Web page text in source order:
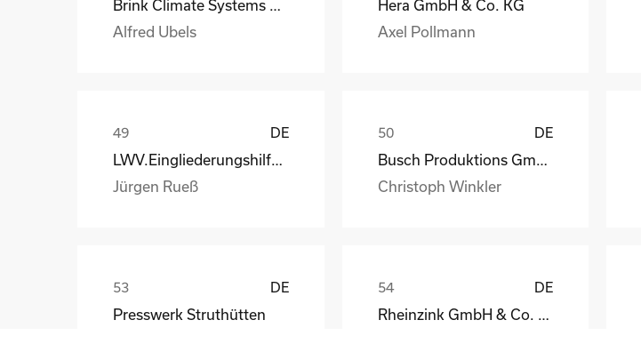
Alfred Ubels
Hera GmbH & Co. KG
Axel Pollmann
DE
Jürgen Rueß
DE
Christoph Winkler
DE
Presswerk Struthütten
DE